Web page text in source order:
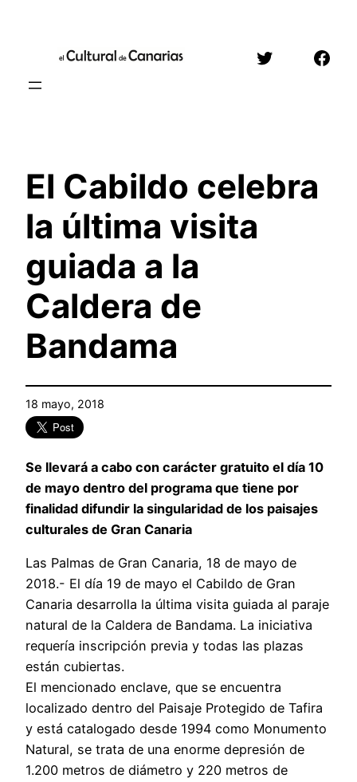
contenido
Twitter
El Cabildo celebra
la última visita
guiada a la
Caldera de
Bandama
18 mayo, 2018
Se llevará a cabo con carácter gratuito el día 10
de mayo dentro del programa que tiene por
finalidad difundir la singularidad de los paisajes
culturales de Gran Canaria
Las Palmas de Gran Canaria, 18 de mayo de
2018.- El día 19 de mayo el Cabildo de Gran
Canaria desarrolla la última visita guiada al paraje
natural de la Caldera de Bandama. La iniciativa
requería inscripción previa y todas las plazas
están cubiertas.
El mencionado enclave, que se encuentra
localizado dentro del Paisaje Protegido de Tafira
y está catalogado desde 1994 como Monumento
Natural, se trata de una enorme depresión de
1.200 metros de diámetro y 220 metros de